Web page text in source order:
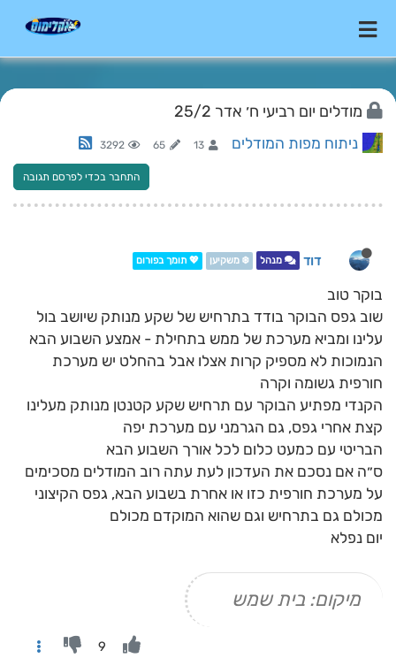
מודלים יום רביעי ח׳ אדר 25/2
ניתוח מפות המודלים 13
65
3292
התחבר בכדי לפרסם תגובה
דוד מנהל ❄️ משקיען 💖 תומך בפורום
בוקר טוב
שוב גפס הבוקר בודד בתרחיש של שקע מנותק שיושב בול
עלינו ומביא מערכת של ממש בתחילת - אמצע השבוע הבא
הנמוכות לא מספיק קרות אצלו אבל בהחלט יש מערכת
חורפית גשומה וקרה
הקנדי מפתיע הבוקר עם תרחיש שקע קטנטן מנותק מעלינו
קצת אחרי גפס, גם הגרמני עם מערכת יפה
הבריטי עם כמעט כלום לכל אורך השבוע הבא
ס״ה אם נסכם את העדכון לעת עתה רוב המודלים מסכימים
על מערכת חורפית כזו או אחרת בשבוע הבא, גפס הקיצוני
מכולם גם בתרחיש וגם שהוא המוקדם מכולם
יום נפלא
מיקום: בית שמש
9